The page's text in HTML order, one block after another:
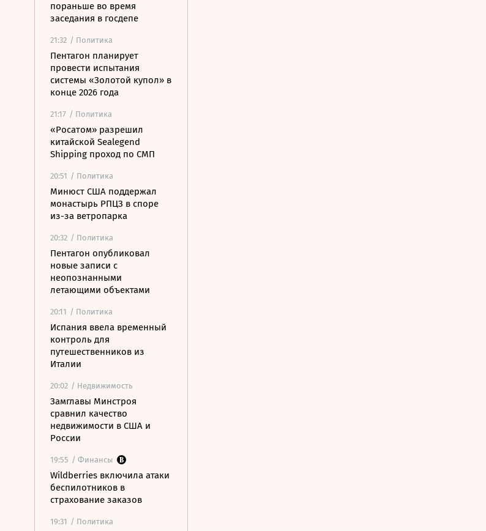
пораньше во время
заседания в госдепе
21:32 / Политика
Пентагон планирует
провести испытания
системы «Золотой купол» в
конце 2026 года
21:17 / Политика
«Росатом» разрешил
китайской Sealegend
Shipping проход по СМП
20:51 / Политика
Минюст США поддержал
монастырь РПЦЗ в споре
из-за ветропарка
20:32 / Политика
Пентагон опубликовал
новые записи с
неопознанными
летающими объектами
20:11 / Политика
Испания ввела временный
контроль для
путешественников из
Италии
20:02 / Недвижимость
Замглавы Минстроя
сравнил качество
недвижимости в США и
России
19:55 / Финансы
Wildberries включила атаки
беспилотников в
страхование заказов
19:31 / Политика